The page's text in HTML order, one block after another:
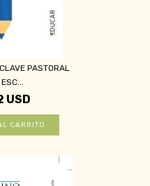
PASTORAL
USD